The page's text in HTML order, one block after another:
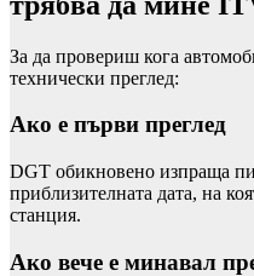
За да провериш кога
технически преглед:
Ако е първи преглед
DGT обикновено изпраща
приблизителната дата, на
станция.
Ако вече е минавал